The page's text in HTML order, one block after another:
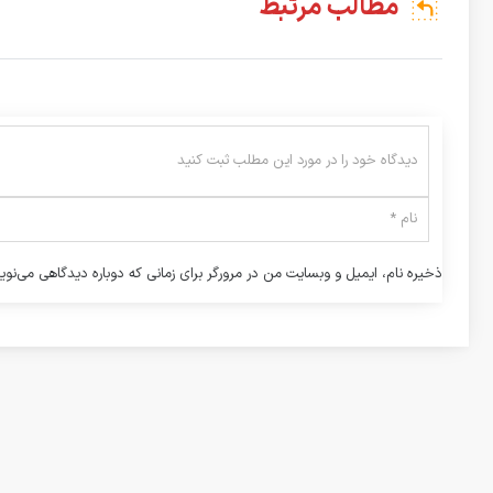
ذخیره نام، ایمیل و وبسایت من در مرورگر برای زمانی که دوباره دیدگاهی